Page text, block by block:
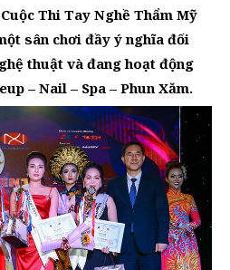
Thi Tay Nghề Thẩm Mỹ
sân chơi đầy ý nghĩa đối
thuật và đang hoạt động
– Nail – Spa – Phun Xăm.